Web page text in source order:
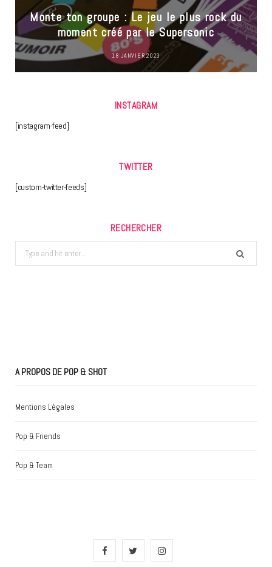
Monte ton groupe : Le jeu le plus rock du
moment créé par le Supersonic
18 JANVIER 2023
INSTAGRAM
[instagram-feed]
TWITTER
[custom-twitter-feeds]
RECHERCHER
Search
for:
A PROPOS DE POP & SHOT
Mentions Légales
Pop & Friends
Pop & Team
F
I